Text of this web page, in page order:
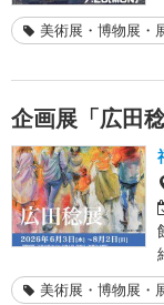
美術展・博物展・
企画展「広田稔
美術展・博物展・